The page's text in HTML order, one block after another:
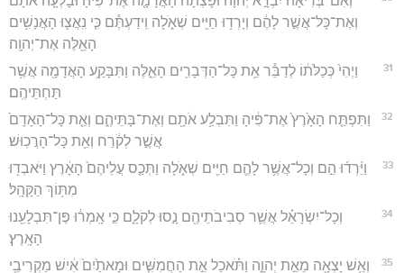
וְאֶת־כָּל־אֲשֶׁ֣ר לָהֶ֔ם וְיָרְד֥וּ חַיִּ֖ים שְׁאֹ֑לָה וִֽידַעְתֶּ֕ם כִּ֧י נִֽאֲצ֛וּ הָאֲנָשִׁ֥ים
הָאֵ֖לֶּה אֶת־יְהוָֽה׃
31
וַיְהִי֙ כְּכַלֹּת֔וֹ לְדַבֵּ֕ר אֵ֥ת כָּל־הַדְּבָרִ֖ים הָאֵ֑לֶּה וַתִּבָּקַ֥ע הָאֲדָמָ֖ה אֲשֶׁ֥ר
תַּחְתֵּיהֶֽם׃
32
וַתִּפְתַּ֤ח הָאָ֙רֶץ֙ אֶת־פִּ֔יהָ וַתִּבְלַ֥ע אֹתָ֖ם וְאֶת־בָּתֵּיהֶ֑ם וְאֵ֤ת כָּל־הָאָדָם֙
אֲשֶׁ֣ר לְקֹ֔רַח וְאֵ֖ת כָּל־הָרֲכֽוּשׁ׃
33
וַיֵּ֨רְד֜וּ הֵ֣ם וְכָל־אֲשֶׁ֥ר לָהֶ֛ם חַיִּ֖ים שְׁאֹ֑לָה וַתְּכַ֤ס עֲלֵיהֶם֙ הָאָ֔רֶץ וַיֹּאבְד֖וּ
מִתּ֥וֹךְ הַקָּהָֽל׃
34
וְכָל־יִשְׂרָאֵ֗ל אֲשֶׁ֛ר סְבִיבֹתֵיהֶ֖ם נָ֣סוּ לְקֹלָ֑ם כִּ֣י אָֽמְר֔וּ פֶּן־תִּבְלָעֵ֖נוּ
הָאָֽרֶץ׃
35
וְאֵ֥שׁ יָצְאָ֖ה מֵאֵ֣ת יְהוָ֑ה וַתֹּ֗אכַל אֵ֣ת הַחֲמִשִּׁ֤ים וּמָאתַ֙יִם֙ אִ֔ישׁ מַקְרִיבֵ֖י